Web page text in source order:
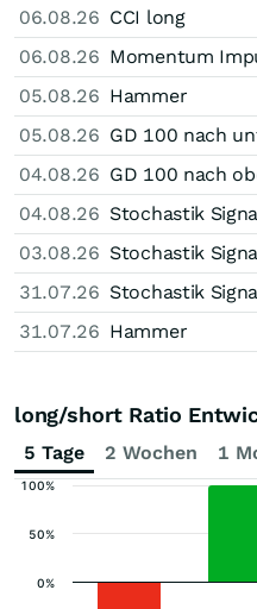
06.08.26 CCI long
06.08.26 Momentum
05.08.26 Hammer
05.08.26 GD 100 nach
04.08.26 GD 100 nach
04.08.26 Stochastik
03.08.26 Stochastik
31.07.26 Stochastik
31.07.26 Hammer
long/short Ratio
5 Tage 2 Wochen 1
0%
50%
100%